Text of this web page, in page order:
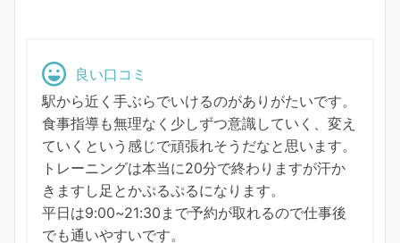
良い口コミ
駅から近く手ぶらでいけるのがありがたいです。
食事指導も無理なく少しずつ意識していく、変え
ていくという感じで頑張れそうだなと思います。
トレーニングは本当に20分で終わりますが汗か
きますし足とかぷるぷるになります。
平日は9:00~21:30まで予約が取れるので仕事後
でも通いやすいです。